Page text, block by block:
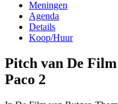
Meningen
Agenda
Details
Koop/Huur
Pitch van De
Paco 2